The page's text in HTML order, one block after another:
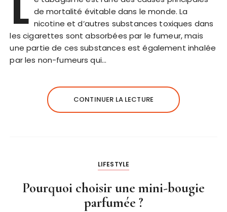
de mortalité évitable dans le monde. La
nicotine et d’autres substances toxiques dans
les cigarettes sont absorbées par le fumeur, mais
une partie de ces substances est également inhalée
par les non-fumeurs qui…
CONTINUER LA LECTURE
LIFESTYLE
Pourquoi choisir une mini-bougie
parfumée ?